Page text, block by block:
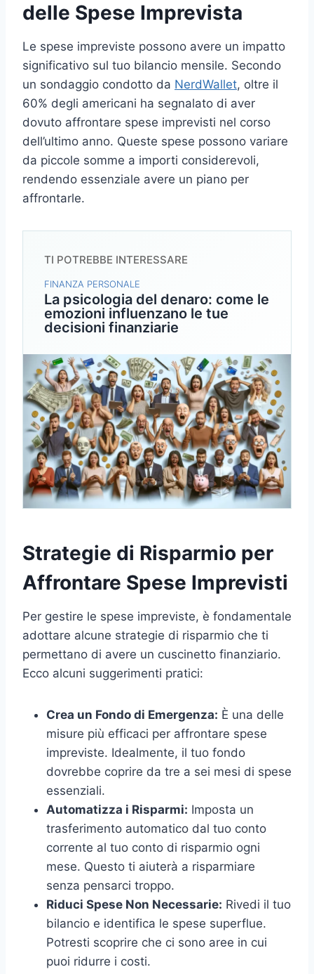
delle Spese Imprevista
Le spese impreviste possono avere un impatto
significativo sul tuo bilancio mensile. Secondo
un sondaggio condotto da NerdWallet, oltre il
60% degli americani ha segnalato di aver
dovuto affrontare spese imprevisti nel corso
dell’ultimo anno. Queste spese possono variare
da piccole somme a importi considerevoli,
rendendo essenziale avere un piano per
affrontarle.
TI POTREBBE INTERESSARE
FINANZA PERSONALE
La psicologia del denaro: come le
emozioni influenzano le tue
decisioni finanziarie
Strategie di Risparmio per
Affrontare Spese Imprevisti
Per gestire le spese impreviste, è fondamentale
adottare alcune strategie di risparmio che ti
permettano di avere un cuscinetto finanziario.
Ecco alcuni suggerimenti pratici:
Crea un Fondo di Emergenza: È una delle
misure più efficaci per affrontare spese
impreviste. Idealmente, il tuo fondo
dovrebbe coprire da tre a sei mesi di spese
essenziali.
Automatizza i Risparmi: Imposta un
trasferimento automatico dal tuo conto
corrente al tuo conto di risparmio ogni
mese. Questo ti aiuterà a risparmiare
senza pensarci troppo.
Riduci Spese Non Necessarie: Rivedi il tuo
bilancio e identifica le spese superflue.
Potresti scoprire che ci sono aree in cui
puoi ridurre i costi.